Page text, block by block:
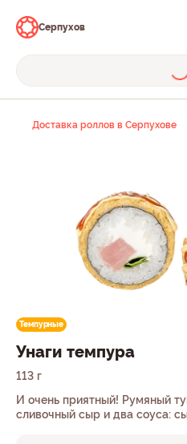
Серпухов
Доставка роллов в Серпухове
Темпурные
Унаги темпура
113 г
И очень приятный! Румяный
сливочный сыр и два соуса: